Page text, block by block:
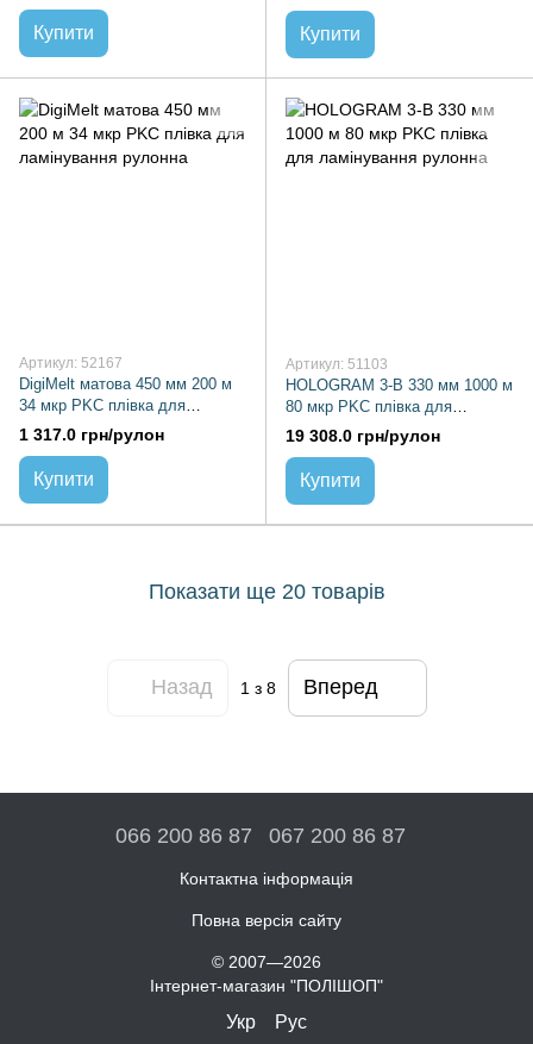
Купити Купити
Артикул: 52167
DigiMelt матова 450 мм 200 м
34 мкр PKC плівка для
ламінування рулонна
1 317.0 грн/рулон
Купити
Артикул: 51103
HOLOGRAM 3-В 330 мм 1000 м
80 мкр PKC плівка для
ламінування рулонна
19 308.0 грн/рулон
Купити
Показати ще 20 товарів
Назад 1 з 8 Вперед
066 200 86 87 067 200 86 87
Контактна інформація
Повна версія сайту
© 2007—2026
Інтернет-магазин "ПОЛІШОП"
Укр Рус